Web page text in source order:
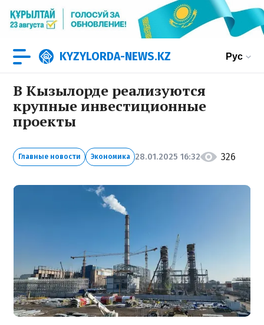
KYZYLORDA-NEWS.KZ Рус
В Кызылорде реализуются
крупные инвестиционные
проекты
Главные новости Экономика 28.01.2025 16:32 326